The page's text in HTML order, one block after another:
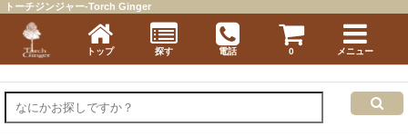
トーチジンジャー-Torch Ginger
トップ 探す 電話 0 メニュー